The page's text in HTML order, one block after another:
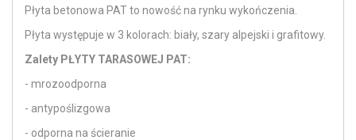
Płyta betonowa PAT to nowość na rynku wykończenia.
Płyta występuje w 3 kolorach: biały, szary alpejski i grafitowy.
Zalety PŁYTY TARASOWEJ PAT:
- mrozoodporna
- antypoślizgowa
- odporna na ścieranie